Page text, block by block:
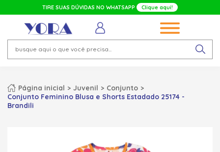
TIRE SUAS DÚVIDAS NO WHATSAPP Clique aqui!
Página inicial Juvenil
Conjunto
Conjunto Feminino Blusa e Shorts Estadado 25174 -
Brandili